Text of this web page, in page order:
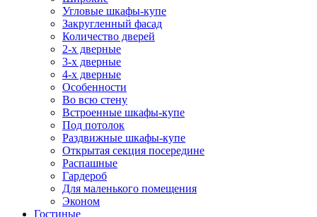
Угловые шкафы-купе
Закругленный фасад
Количество дверей
2-х дверные
3-х дверные
4-х дверные
Особенности
Во всю стену
Встроенные шкафы-купе
Под потолок
Раздвижные шкафы-купе
Открытая секция посередине
Распашные
Гардероб
Для маленького помещения
Эконом
Гостиные